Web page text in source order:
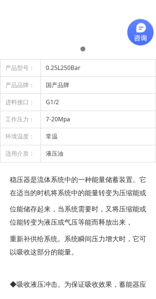
稳压器是流体系统中的一种能量储蓄装置。它
在适当的时机将系统中的能量转变为压缩能或
位能储存起来，当系统需要时，又将压缩能或
位能转变为液压或气压等能而释放出来，
重新补供给系统。系统瞬间压力增大时，它可
以吸收这部分的能量。
◆吸收液压冲击。为保证吸收效果，蓄能器应
产品型号： 0.25L250Bar
产品品牌： 国产品牌
进料接口： G1/2
工作压力： 7-20Mpa
环境温度： 常温
适用介质： 液压油